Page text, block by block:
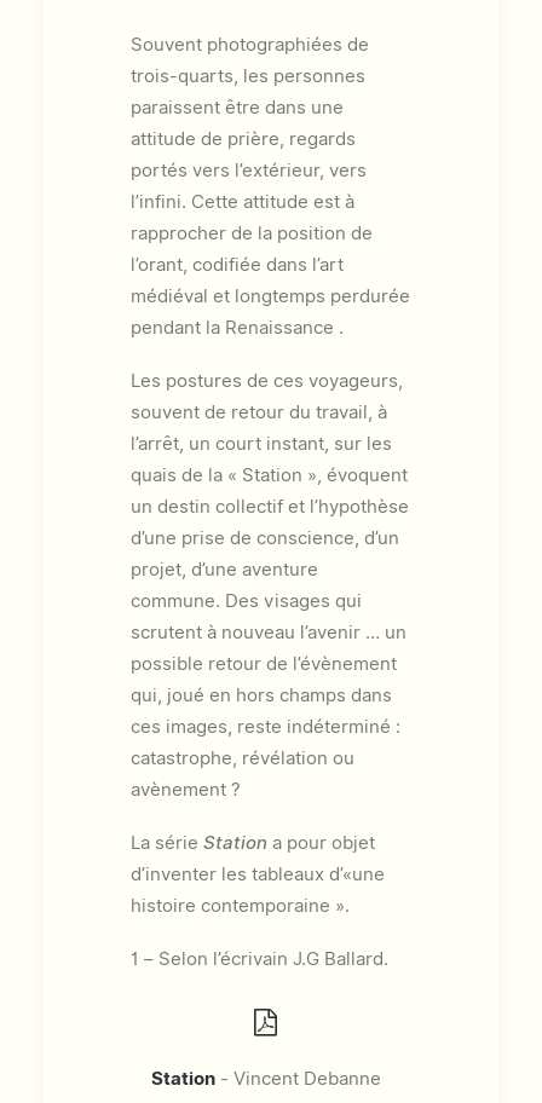
Souvent photographiées de
trois-quarts, les personnes
paraissent être dans une
attitude de prière, regards
portés vers l’extérieur, vers
l’infini. Cette attitude est à
rapprocher de la position de
l’orant, codifiée dans l’art
médiéval et longtemps perdurée
pendant la Renaissance .
Les postures de ces voyageurs,
souvent de retour du travail, à
l’arrêt, un court instant, sur les
quais de la « Station », évoquent
un destin collectif et l’hypothèse
d’une prise de conscience, d’un
projet, d’une aventure
commune. Des visages qui
scrutent à nouveau l’avenir … un
possible retour de l’évènement
qui, joué en hors champs dans
ces images, reste indéterminé :
catastrophe, révélation ou
avènement ?
La série Station a pour objet
d’inventer les tableaux d’«une
histoire contemporaine ».
1 – Selon l’écrivain J.G Ballard.
Station- Vincent Debanne